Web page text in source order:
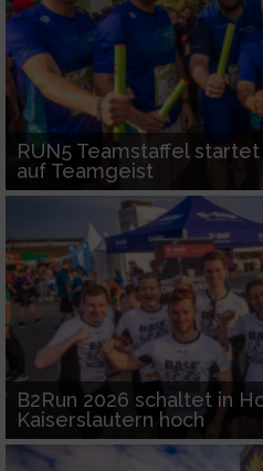
RUN5 Teamstaffel
auf Teamgeist
B2Run 2026 schaltet in
Kaiserslautern hoch